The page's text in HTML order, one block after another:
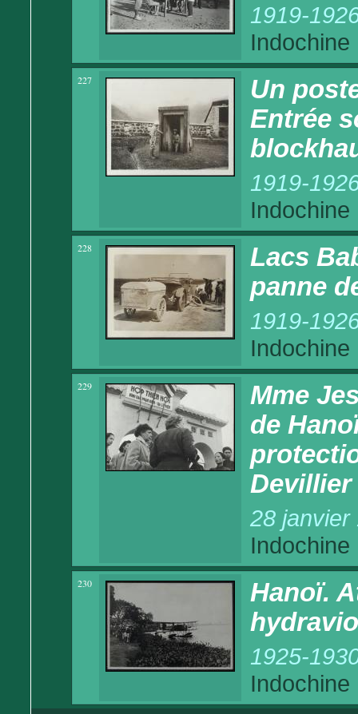
1919-
Indochine
227
Un
Entrée
1919-
Indochine
228
Lacs
panne
1919-
Indochine
229
Mme
de
Devillier
28 janvier
Indochine
230
Hanoï.
1925-
Indochine